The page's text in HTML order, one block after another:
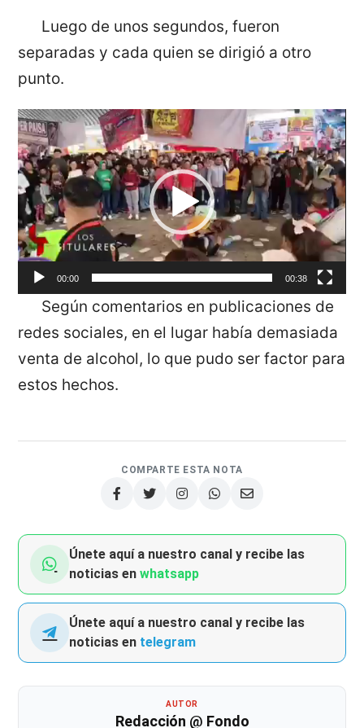
Luego de unos segundos, fueron
separadas y cada quien se dirigió a otro
punto.
Reproductor
de
vídeo
00:00 00:38
Según comentarios en publicaciones de
redes sociales, en el lugar había demasiada
venta de alcohol, lo que pudo ser factor para
estos hechos.
COMPARTE ESTA NOTA
Únete aquí a nuestro canal y recibe las
noticias enwhatsapp
Únete aquí a nuestro canal y recibe las
noticias en telegram
AUTOR
Redacción @ Fondo